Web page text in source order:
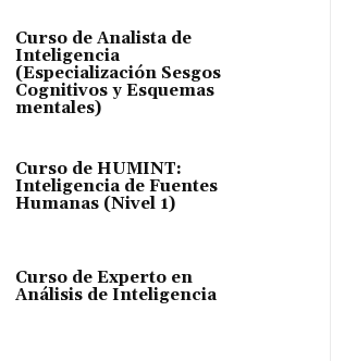
Curso de Analista de
Inteligencia
(Especialización Sesgos
Cognitivos y Esquemas
mentales)
Curso de HUMINT:
Inteligencia de Fuentes
Humanas (Nivel 1)
Curso de Experto en
Análisis de Inteligencia